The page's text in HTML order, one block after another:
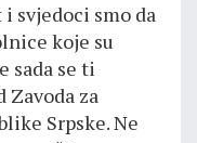
svjedoci smo da
koje su
sada se ti
za
Srpske. Ne